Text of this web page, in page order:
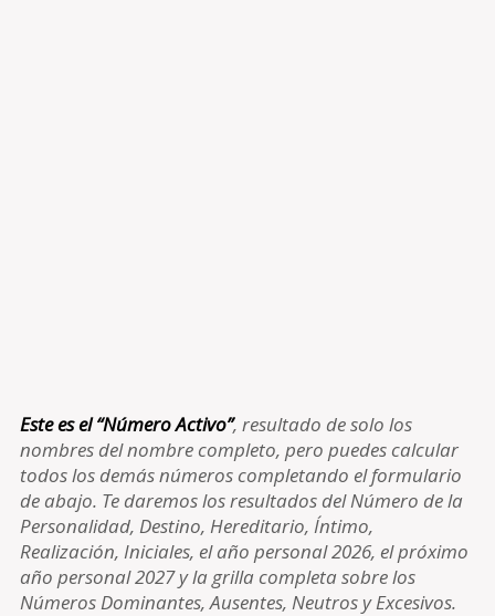
Este es el “Número Activo”, resultado de solo los
nombres del nombre completo, pero puedes calcular
todos los demás números completando el formulario
de abajo. Te daremos los resultados del Número de la
Personalidad, Destino, Hereditario, Íntimo,
Realización, Iniciales, el año personal 2026, el próximo
año personal 2027 y la grilla completa sobre los
Números Dominantes, Ausentes, Neutros y Excesivos.